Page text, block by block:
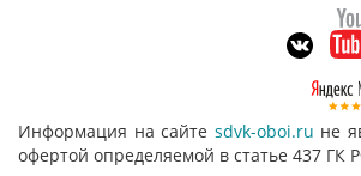
Информация на сайте sdvk-oboi.ru не
офертой определяемой в статье 437 ГК